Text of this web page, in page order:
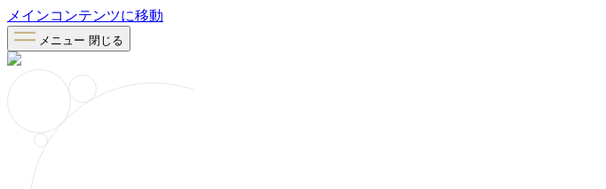
メインコンテンツに移動
メニュー 閉じる